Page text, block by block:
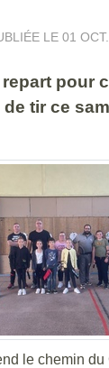
LE 01
pour
de tir ce
le chemin